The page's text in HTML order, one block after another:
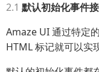
默认初始化事件
Amaze UI 通过特定
HTML 标记就可以实